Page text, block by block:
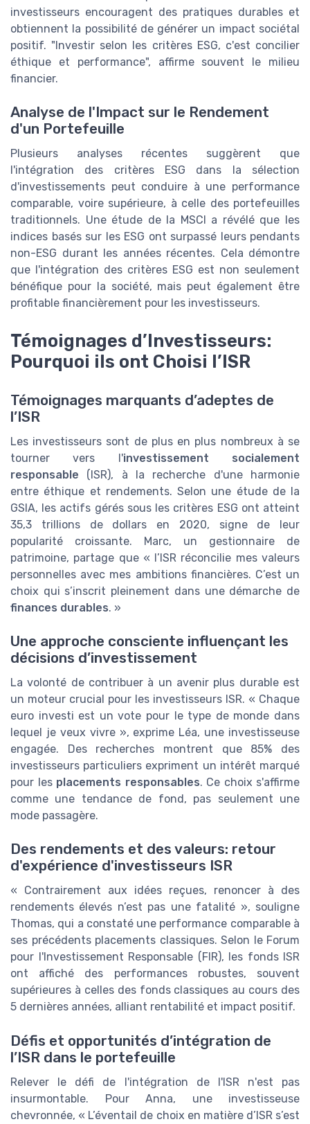
investisseurs encouragent des pratiques durables et
obtiennent la possibilité de générer un impact sociétal
positif. "Investir selon les critères ESG, c'est concilier
éthique et performance", affirme souvent le milieu
financier.
Analyse de l'Impact sur le Rendement
d'un Portefeuille
Plusieurs analyses récentes suggèrent que
l'intégration des critères ESG dans la sélection
d'investissements peut conduire à une performance
comparable, voire supérieure, à celle des portefeuilles
traditionnels. Une étude de la MSCI a révélé que les
indices basés sur les ESG ont surpassé leurs pendants
non-ESG durant les années récentes. Cela démontre
que l'intégration des critères ESG est non seulement
bénéfique pour la société, mais peut également être
profitable financièrement pour les investisseurs.
Témoignages d’Investisseurs:
Pourquoi ils ont Choisi l’ISR
Témoignages marquants d’adeptes de
l’ISR
Les investisseurs sont de plus en plus nombreux à se
tourner vers l'investissement socialement
responsable (ISR), à la recherche d'une harmonie
entre éthique et rendements. Selon une étude de la
GSIA, les actifs gérés sous les critères ESG ont atteint
35,3 trillions de dollars en 2020, signe de leur
popularité croissante. Marc, un gestionnaire de
patrimoine, partage que « l’ISR réconcilie mes valeurs
personnelles avec mes ambitions financières. C’est un
choix qui s’inscrit pleinement dans une démarche de
finances durables. »
Une approche consciente influençant les
décisions d’investissement
La volonté de contribuer à un avenir plus durable est
un moteur crucial pour les investisseurs ISR. « Chaque
euro investi est un vote pour le type de monde dans
lequel je veux vivre », exprime Léa, une investisseuse
engagée. Des recherches montrent que 85% des
investisseurs particuliers expriment un intérêt marqué
pour les placements responsables. Ce choix s'affirme
comme une tendance de fond, pas seulement une
mode passagère.
Des rendements et des valeurs: retour
d'expérience d'investisseurs ISR
« Contrairement aux idées reçues, renoncer à des
rendements élevés n’est pas une fatalité », souligne
Thomas, qui a constaté une performance comparable à
ses précédents placements classiques. Selon le Forum
pour l'Investissement Responsable (FIR), les fonds ISR
ont affiché des performances robustes, souvent
supérieures à celles des fonds classiques au cours des
5 dernières années, alliant rentabilité et impact positif.
Défis et opportunités d’intégration de
l’ISR dans le portefeuille
Relever le défi de l'intégration de l'ISR n'est pas
insurmontable. Pour Anna, une investisseuse
chevronnée, « L’éventail de choix en matière d’ISR s’est